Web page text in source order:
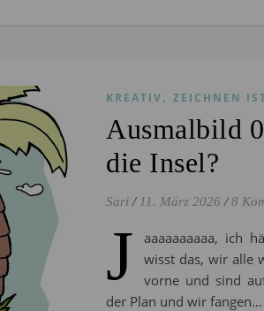
KREATIV, ZEICHNEN
Ausmalbild
die Insel?
Sari / 11. März 2026 / 8
J
aaaaaaaaaa, ich
wisst das, wir alle
vorne und sind
der Plan und wir fangen…